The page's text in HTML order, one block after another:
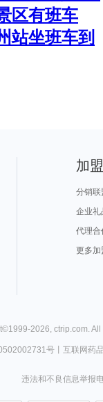
区有班车
站坐班车到
加
分销联
企业礼
代理合
更多加
1999-2026, ctrip.com.
号丨 互联网药
违法和不良信息举报